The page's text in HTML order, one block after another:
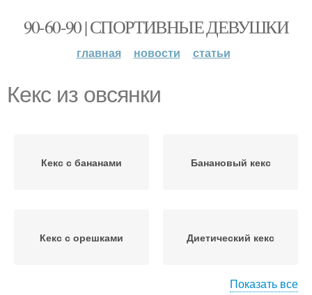
90-60-90 | СПОРТИВНЫЕ ДЕВУШКИ
главная новости статьи
Кекс из овсянки
Кекс с бананами Банановый кекс
Кекс с орешками Диетический кекс
Показать все